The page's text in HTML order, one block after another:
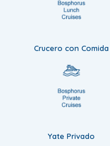
Crucero con Comida
Yate Privado